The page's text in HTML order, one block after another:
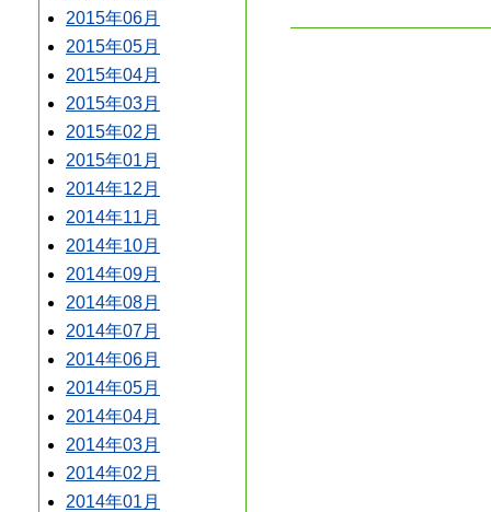
2015年06月
2015年05月
2015年04月
2015年03月
2015年02月
2015年01月
2014年12月
2014年11月
2014年10月
2014年09月
2014年08月
2014年07月
2014年06月
2014年05月
2014年04月
2014年03月
2014年02月
2014年01月